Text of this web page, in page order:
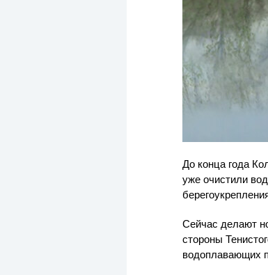
До конца года
уже очистили
Сейчас делают
стороны
водоплавающих